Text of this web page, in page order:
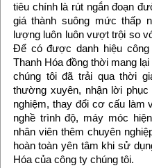
tiêu chính là rút ngắn đoạn
giá thành suông mức thấp
lượng luôn luôn vượt trội so
Để có được danh hiệu
Thanh Hóa đồng thời mang
chúng tôi đã trải qua thời
thường xuyên, nhận lời
nghiệm, thay đổi cơ cấu làm
nghề trình độ, máy móc
nhân viên thêm chuyên
hoàn toàn yên tâm khi sử
Hóa của công ty chúng tôi.